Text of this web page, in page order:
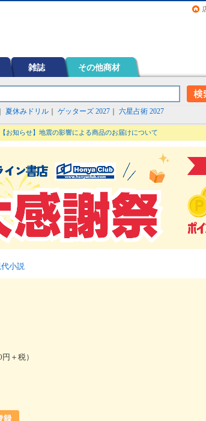
雑誌 その他商材
夏休みドリル ゲッターズ 2027 六星占術 2027
【お知らせ】地震の影響による商品のお届けについて
小説
＋税）